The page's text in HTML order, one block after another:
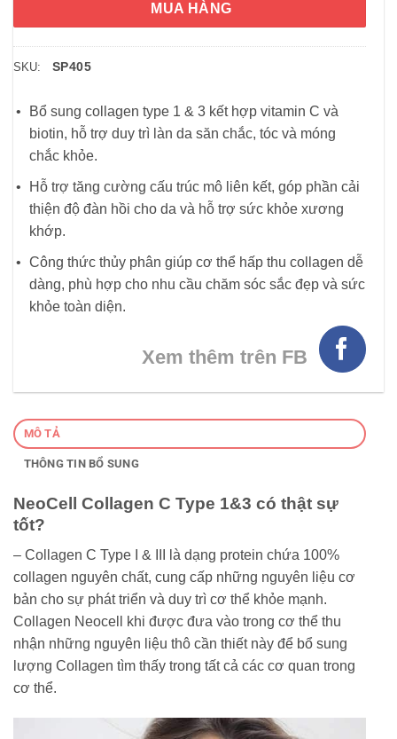
MUA HÀNG
SKU: SP405
Bổ sung collagen type 1 & 3 kết hợp vitamin C và
biotin, hỗ trợ duy trì làn da săn chắc, tóc và móng
chắc khỏe.
Hỗ trợ tăng cường cấu trúc mô liên kết, góp phần cải
thiện độ đàn hồi cho da và hỗ trợ sức khỏe xương
khớp.
Công thức thủy phân giúp cơ thể hấp thu collagen dễ
dàng, phù hợp cho nhu cầu chăm sóc sắc đẹp và sức
khỏe toàn diện.
Xem thêm trên FB
MÔ TẢ
THÔNG TIN BỔ SUNG
NeoCell Collagen C Type 1&3 có thật sự
tốt?
– Collagen C Type I & III là dạng protein chứa 100%
collagen nguyên chất, cung cấp những nguyên liệu cơ
bản cho sự phát triển và duy trì cơ thể khỏe mạnh.
Collagen Neocell khi được đưa vào trong cơ thể thu
nhận những nguyên liệu thô cần thiết này để bổ sung
lượng Collagen tìm thấy trong tất cả các cơ quan trong
cơ thể.